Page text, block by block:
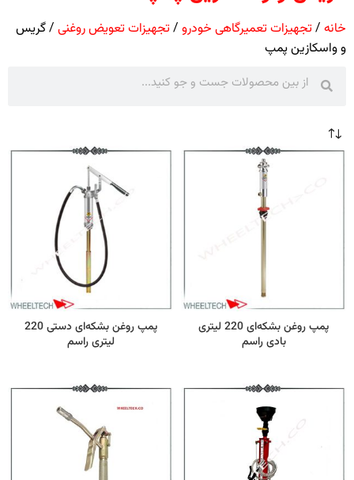
خانه تجهیزات تعمیرگاهی خودرو تجهیزات تعویض روغنی گریس
و واسکازین پمپ
پمپ روغن بشکه‌ای 220 لیتری
بادی راسم
پمپ روغن بشکه‌ای دستی 220
لیتری راسم